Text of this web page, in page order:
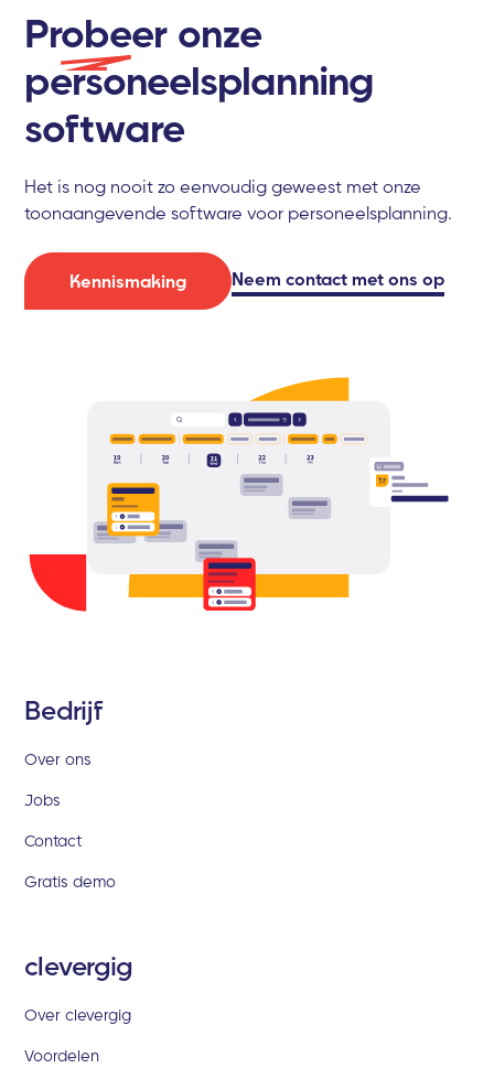
Probeer onze
personeelsplanning
software
Het is nog nooit zo eenvoudig geweest met onze
toonaangevende software voor personeelsplanning.
Kennismaking Neem contact met ons op
Bedrijf
Over ons
Jobs
Contact
Gratis demo
clevergig
Over clevergig
Voordelen